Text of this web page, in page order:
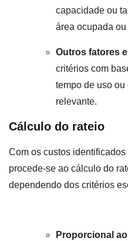
capacidade ou
área ocupada
Outros fatores
critérios com
tempo de uso ou
relevante.
Cálculo do rateio
Com os custos
procede-se ao cálculo do
dependendo dos critérios
Proporcional